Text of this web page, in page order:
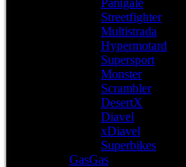
Panigale
Streetfighter
Multistrada
Hypermotard
Supersport
Monster
Scrambler
DesertX
Diavel
xDiavel
Superbikes
GasGas